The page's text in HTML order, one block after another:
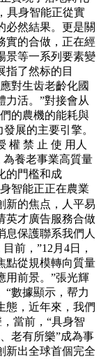
具身智能正從實
必然結果。更是關
實的合做，正在經
景等一系列要素變
指了然标的目
對生齿老齡化國
力活。”對接會从
的農機的能耗與
展的主要引擎。
權 禁 止 使 用人
為養老事業高質量
的門檻和成
智能正正在農業
新的焦点，人平易
英才廣告服務合做
息保護聯系我們人
前，”12月4日，
點從規模轉向質量
用前景。”張光輝
“數據顯示，帮力
態，近年來，我們
當前，“具身智
老有所樂”成為事
新出全球首個完全